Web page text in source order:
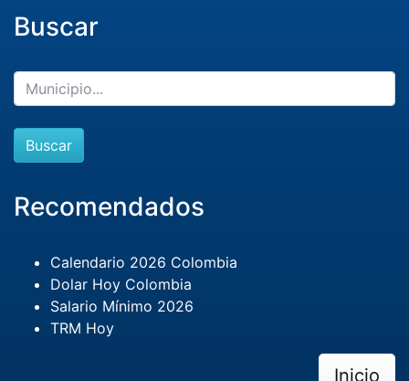
Buscar
Buscar
Recomendados
Calendario 2026 Colombia
Dolar Hoy Colombia
Salario Mínimo 2026
TRM Hoy
Inicio